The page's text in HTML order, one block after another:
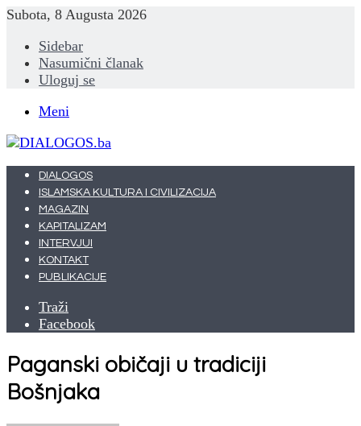
Subota, 8 Augusta 2026
Sidebar
Nasumični članak
Uloguj se
Meni
DIALOGOS
ISLAMSKA KULTURA I CIVILIZACIJA
MAGAZIN
KAPITALIZAM
INTERVJUI
KONTAKT
PUBLIKACIJE
Traži
Facebook
Paganski običaji u tradiciji
Bošnjaka